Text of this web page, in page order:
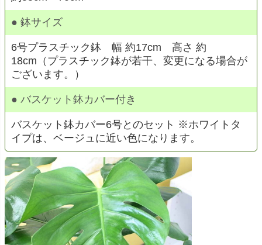
● 鉢サイズ
6号プラスチック鉢 幅 約17cm 高さ 約
18cm（プラスチック鉢が若干、変更になる場合が
ございます。）
● バスケット鉢カバー付き
バスケット鉢カバー6号とのセット ※ホワイトタ
イプは、ベージュに近い色になります。